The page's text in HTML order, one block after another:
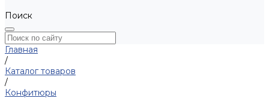
Поиск
Главная
/
Каталог товаров
/
Конфитюры